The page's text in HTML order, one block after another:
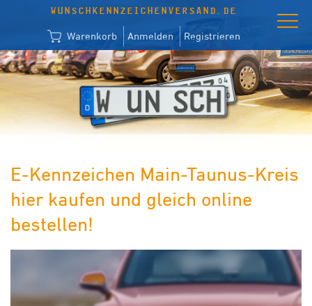
WUNSCHKENNZEICHENVERSAND.DE
Warenkorb Anmelden Registrieren
E-Kennzeichen Main-Taunus-Kreis
hier kaufen und gleich online
bestellen!